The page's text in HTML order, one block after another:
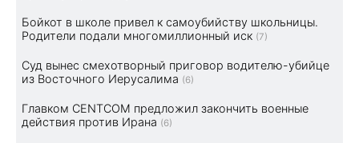
Бойкот в школе привел к самоубийству школьницы.
Родители подали многомиллионный иск (7)
Суд вынес смехотворный приговор водителю-убийце
из Восточного Иерусалима (6)
Главком CENTCOM предложил закончить военные
действия против Ирана (6)